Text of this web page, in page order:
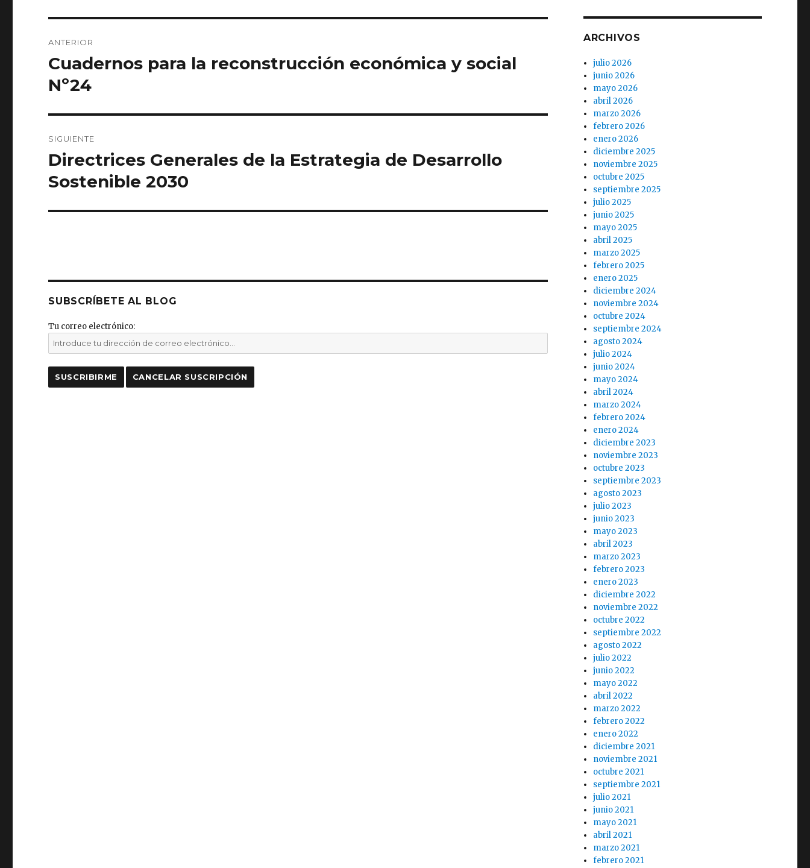
de
entradas
ANTERIOR
Entrada
anterior:
Cuadernos para la reconstrucción económica y social
Nº24
SIGUIENTE
Entrada
siguiente:
Directrices Generales de la Estrategia de Desarrollo
Sostenible 2030
SUBSCRÍBETE AL BLOG
Tu correo electrónico:
ARCHIVOS
julio 2026
junio 2026
mayo 2026
abril 2026
marzo 2026
febrero 2026
enero 2026
diciembre 2025
noviembre 2025
octubre 2025
septiembre 2025
julio 2025
junio 2025
mayo 2025
abril 2025
marzo 2025
febrero 2025
enero 2025
diciembre 2024
noviembre 2024
octubre 2024
septiembre 2024
agosto 2024
julio 2024
junio 2024
mayo 2024
abril 2024
marzo 2024
febrero 2024
enero 2024
diciembre 2023
noviembre 2023
octubre 2023
septiembre 2023
agosto 2023
julio 2023
junio 2023
mayo 2023
abril 2023
marzo 2023
febrero 2023
enero 2023
diciembre 2022
noviembre 2022
octubre 2022
septiembre 2022
agosto 2022
julio 2022
junio 2022
mayo 2022
abril 2022
marzo 2022
febrero 2022
enero 2022
diciembre 2021
noviembre 2021
octubre 2021
septiembre 2021
julio 2021
junio 2021
mayo 2021
abril 2021
marzo 2021
febrero 2021